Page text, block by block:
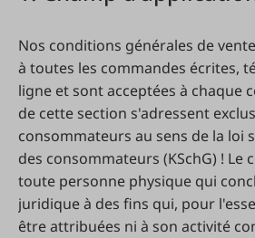
Nos conditions générales de
à toutes les commandes écrites,
ligne et sont acceptées à chaque
de cette section s'adressent
consommateurs au sens de la loi
des consommateurs (KSchG) ! Le
toute personne physique qui
juridique à des fins qui, pour
être attribuées ni à son activité